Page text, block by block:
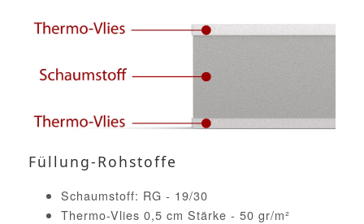
Füllung-Rohstoffe
Schaumstoff: RG - 19/30
Thermo-Vlies 0,5 cm Stärke - 50 gr/m²